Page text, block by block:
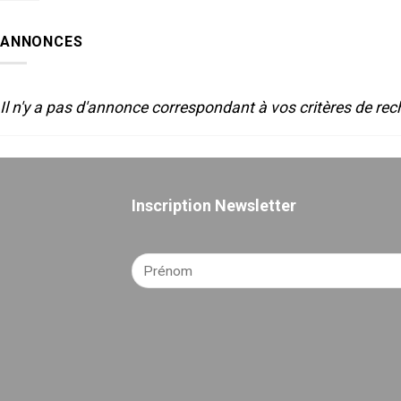
ANNONCES
Il n'y a pas d'annonce correspondant à vos critères de
Inscription Newsletter